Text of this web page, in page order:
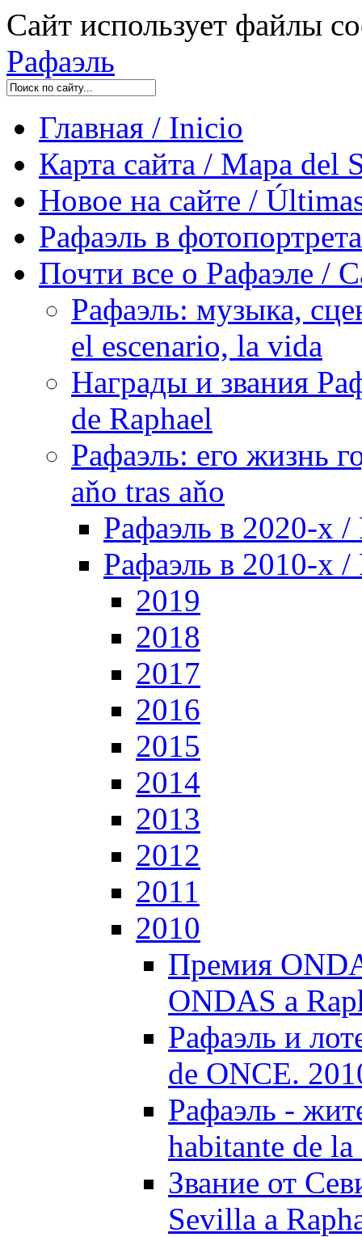
Сайт использует файлы
Рафаэль
Главная / Inicio
Карта сайта / Mapa del
Новое на сайте /
Рафаэль в
Почти все о Рафаэле /
Рафаэль: музыка,
el escenario, la vida
Награды и звания
de Raphael
Рафаэль: его жизнь
aňo tras aňo
Рафаэль в 2020-х /
Рафаэль в 2010-х /
2019
2018
2017
2016
2015
2014
2013
2012
2011
2010
Премия
ONDAS a
Рафаэль и
de ONCE.
Рафаэль -
habitante de
Звание от
Sevilla a